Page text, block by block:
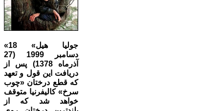
«جوليا هيل» 18
دسامبر 1999 (27
آذرماه 1378) پس از
دريافت این قول و تعهد
که قطع درختان «چوب
سرخ» کاليفرنيا متوقف
خواهد شد که از